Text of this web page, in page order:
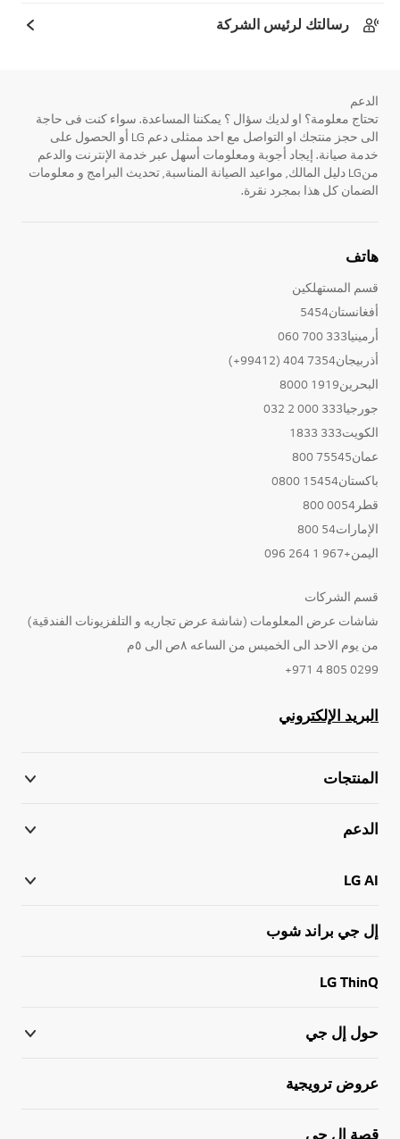
رسالتك لرئيس الشركة
الدعم
تحتاج معلومة؟ او لديك سؤال ؟ يمكننا المساعدة. سواء كنت فى حاجة
الى حجز منتجك او التواصل مع احد ممثلى دعم LG أو الحصول على
خدمة صيانة. إيجاد أجوبة ومعلومات أسهل عبر خدمة الإنترنت والدعم
منLG دليل المالك, مواعيد الصيانة المناسبة, تحديث البرامج و معلومات
الضمان كل هذا بمجرد نقرة.
هاتف
قسم المستهلكين
أفغانستان5454
أرمينيا333 700 060
أذربيجان7354 404 (99412+)
البحرين1919 8000
جورجيا333 000 2 032
الكويت333 1833
عمان75545 800
باكستان15454 0800
قطر0054 800
الإمارات54 800
اليمن+967 1 264 096
قسم الشركات
شاشات عرض المعلومات (شاشة عرض تجاريه و التلفزيونات الفندقية)
من يوم الاحد الى الخميس من الساعه ٨ص الى ٥م
0299 805 4 971+
البريد الإلكتروني
المنتجات
الدعم
LG AI
إل جي براند شوب
LG ThinQ
حول إل جي
عروض ترويجية
قصة إل جي